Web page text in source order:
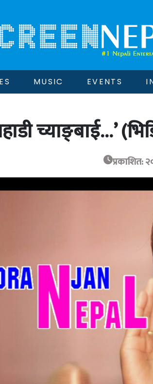
MUSIC EVENTS
च्याङ्बाई…’
प्रकाशित: